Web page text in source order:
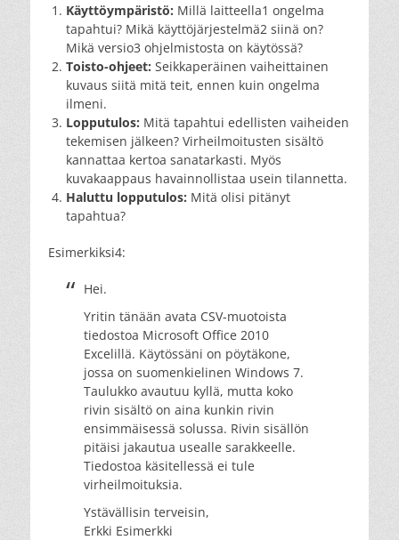
Käyttöympäristö: Millä laitteella1 ongelma
tapahtui? Mikä käyttöjärjestelmä2 siinä on?
Mikä versio3 ohjelmistosta on käytössä?
Toisto-ohjeet: Seikkaperäinen vaiheittainen
kuvaus siitä mitä teit, ennen kuin ongelma
ilmeni.
Lopputulos: Mitä tapahtui edellisten vaiheiden
tekemisen jälkeen? Virheilmoitusten sisältö
kannattaa kertoa sanatarkasti. Myös
kuvakaappaus havainnollistaa usein tilannetta.
Haluttu lopputulos: Mitä olisi pitänyt
tapahtua?
Esimerkiksi4:
Hei.
Yritin tänään avata CSV-muotoista
tiedostoa Microsoft Office 2010
Excelillä. Käytössäni on pöytäkone,
jossa on suomenkielinen Windows 7.
Taulukko avautuu kyllä, mutta koko
rivin sisältö on aina kunkin rivin
ensimmäisessä solussa. Rivin sisällön
pitäisi jakautua usealle sarakkeelle.
Tiedostoa käsitellessä ei tule
virheilmoituksia.
Ystävällisin terveisin,
Erkki Esimerkki